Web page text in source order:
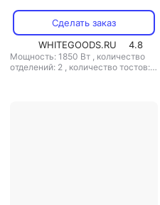
Сделать заказ
WHITEGOODS.RU
4.8
Мощность: 1850 Вт , количество
отделений: 2 , количество тостов: 2